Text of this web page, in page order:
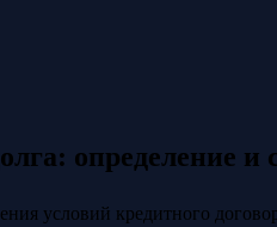
определение и
условий кредитного